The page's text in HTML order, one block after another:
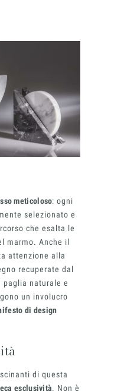
meticoloso: ogni
selezionato e
che esalta le
marmo. Anche il
attenzione alla
recuperate dal
naturale e
un involucro
di design
di questa
esclusività. Non è
progetti
il kit di
per architetti e
per una